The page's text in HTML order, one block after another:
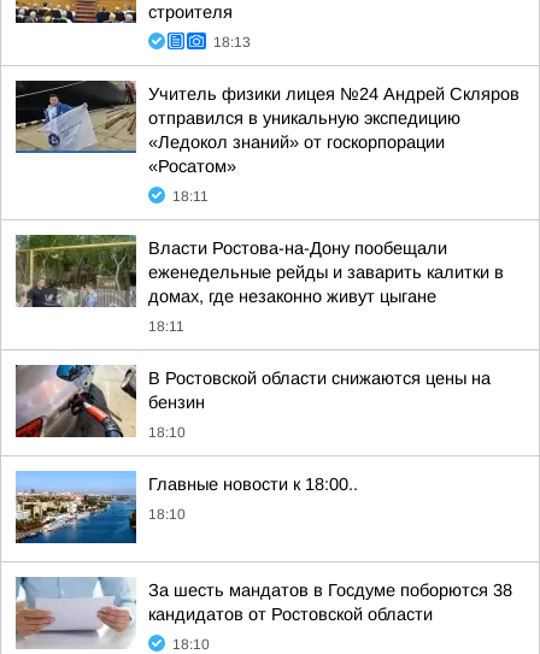
строителя
18:13
Учитель физики лицея №24 Андрей Скляров
отправился в уникальную экспедицию
«Ледокол знаний» от госкорпорации
«Росатом»
18:11
Власти Ростова-на-Дону пообещали
еженедельные рейды и заварить калитки в
домах, где незаконно живут цыгане
18:11
В Ростовской области снижаются цены на
бензин
18:10
Главные новости к 18:00..
18:10
За шесть мандатов в Госдуме поборются 38
кандидатов от Ростовской области
18:10